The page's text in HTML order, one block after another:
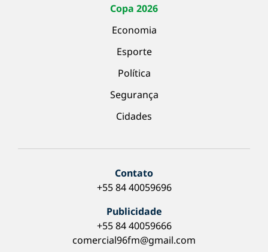
Copa 2026
Economia
Esporte
Política
Segurança
Cidades
Contato
+55 84 40059696
Publicidade
+55 84 40059666
comercial96fm@gmail.com